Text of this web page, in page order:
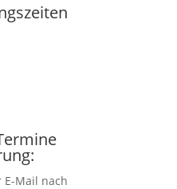
Mail nach